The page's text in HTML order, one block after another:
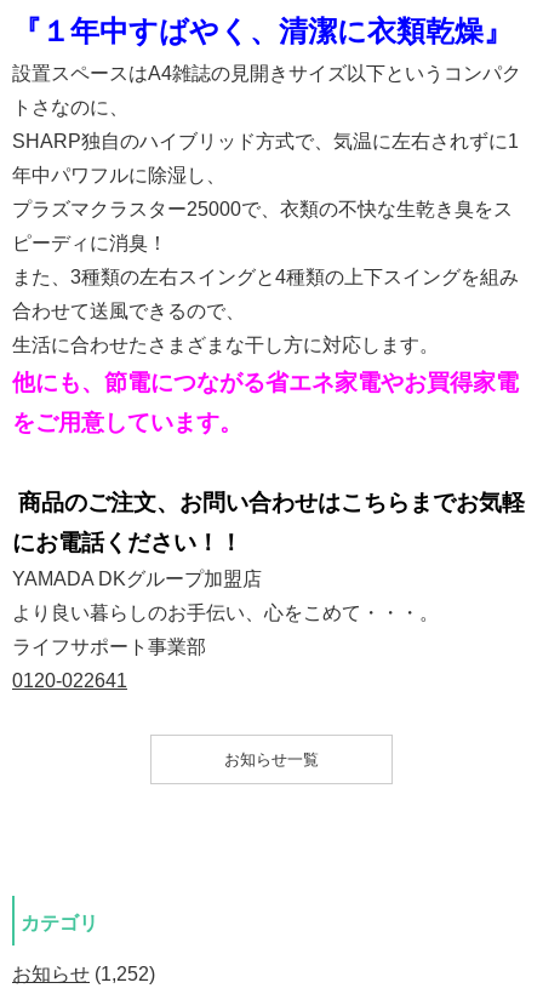
『１年中すばやく、清潔に衣類乾燥』
設置スペースはA4雑誌の見開きサイズ以下というコンパク
トさなのに、
SHARP独自のハイブリッド方式で、気温に左右されずに1
年中パワフルに除湿し、
プラズマクラスター25000で、衣類の不快な生乾き臭をス
ピーディに消臭！
また、3種類の左右スイングと4種類の上下スイングを組み
合わせて送風できるので、
生活に合わせたさまざまな干し方に対応します。
他にも、節電につながる省エネ家電やお買得家電
をご用意しています。
商品のご注文、お問い合わせはこちらまでお気軽
にお電話ください！！
YAMADA DKグループ加盟店
より良い暮らしのお手伝い、心をこめて・・・。
ライフサポート事業部
0120-022641
お知らせ一覧
カテゴリ
お知らせ (1,252)